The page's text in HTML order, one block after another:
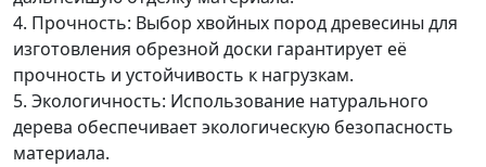
4. Прочность: Выбор хвойных пород древесины для
изготовления обрезной доски гарантирует её
прочность и устойчивость к нагрузкам.
5. Экологичность: Использование натурального
дерева обеспечивает экологическую безопасность
материала.